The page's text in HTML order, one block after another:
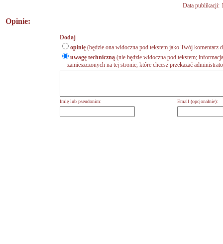
Data publikacji:
Opinie:
Dodaj
opinię (będzie ona widoczna pod tekstem jako Twój komentarz
uwagę techniczną (nie będzie widoczna pod tekstem;
zamieszczonych na tej stronie, które chcesz przekazać
Imię lub pseudonim: Email (opcjonalnie):